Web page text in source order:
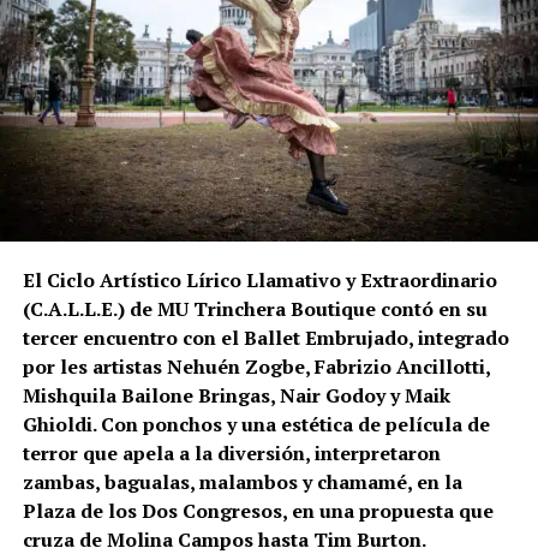
El Ciclo Artístico Lírico Llamativo y Extraordinario
(C.A.L.L.E.) de MU Trinchera Boutique contó en su
tercer encuentro con el Ballet Embrujado, integrado
por les artistas Nehuén Zogbe, Fabrizio Ancillotti,
Mishquila Bailone Bringas, Nair Godoy y Maik
Ghioldi. Con ponchos y una estética de película de
terror que apela a la diversión, interpretaron
zambas, bagualas, malambos y chamamé, en la
Plaza de los Dos Congresos, en una propuesta que
cruza de Molina Campos hasta Tim Burton.